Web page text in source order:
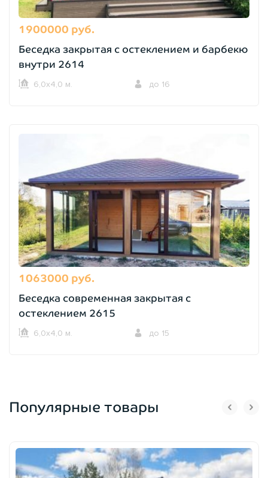
1900000 руб.
Беседка закрытая с остеклением и барбекю
внутри 2614
6,0х4,0 м. до 16
1063000 руб.
Беседка современная закрытая с
остеклением 2615
6,0х4,0 м. до 15
Популярные товары